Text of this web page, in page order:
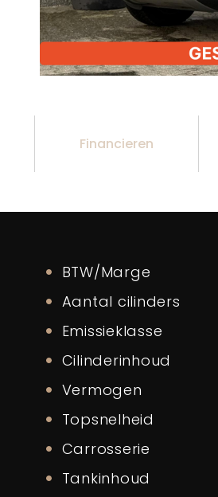
Financieren
BTW/Marge
Aantal cilinders
Emissieklasse
Cilinderinhoud
Vermogen
Topsnelheid
Carrosserie
Tankinhoud